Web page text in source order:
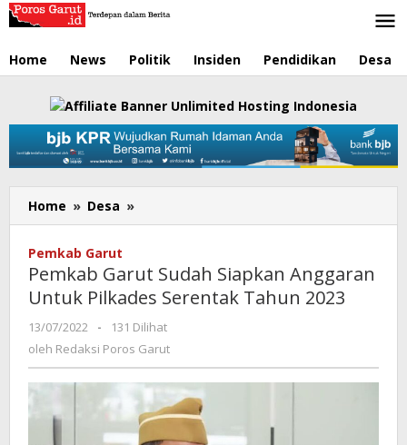
Lewati
ke
Home News Politik Insiden Pendidikan Desa
Home » Desa »
Garut
Siapkan
Anggaran
Untuk
Pilkades
Tahun
Pemkab Garut
Pemkab Garut Sudah Siapkan Anggaran
Untuk Pilkades Serentak Tahun 2023
13/07/2022
oleh
Redaksi
Garut
-
131 Dilihat
oleh Redaksi Poros Garut